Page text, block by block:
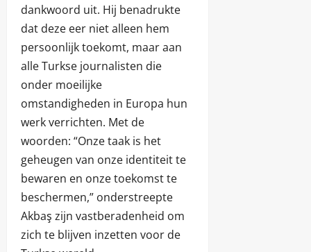
dankwoord uit. Hij benadrukte
dat deze eer niet alleen hem
persoonlijk toekomt, maar aan
alle Turkse journalisten die
onder moeilijke
omstandigheden in Europa hun
werk verrichten. Met de
woorden: “Onze taak is het
geheugen van onze identiteit te
bewaren en onze toekomst te
beschermen,” onderstreepte
Akbaş zijn vastberadenheid om
zich te blijven inzetten voor de